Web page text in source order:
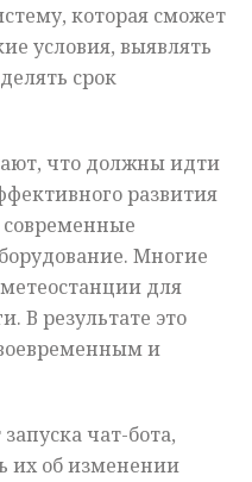
которая сможет
условия, выявлять
срок
что должны идти
развития
современные
Многие
для
В результате это
и
чат-бота,
их об изменении